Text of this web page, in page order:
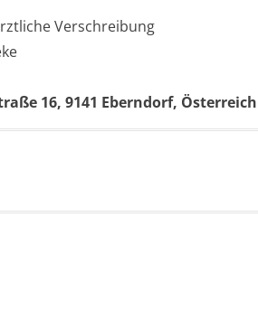
Verschreibung
16, 9141 Eberndorf, Österreich